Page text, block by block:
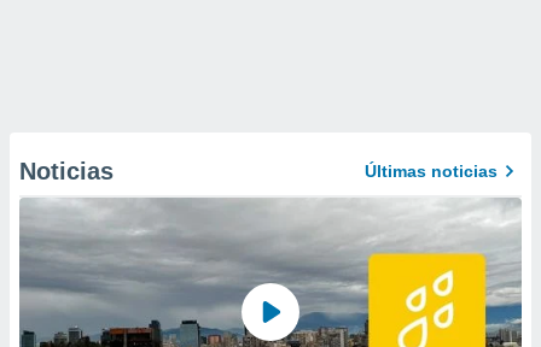
Noticias Últimas noticias